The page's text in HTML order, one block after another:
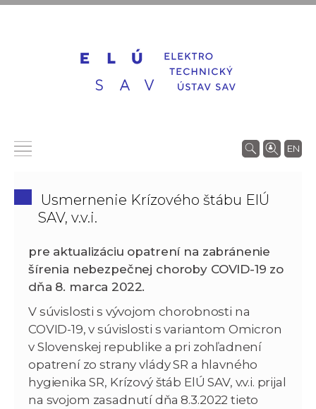
EN
Usmernenie Krízového štábu ElÚ
SAV, v.v.i.
pre aktualizáciu opatrení na zabránenie
šírenia nebezpečnej choroby COVID-19 zo
dňa 8. marca 2022.
V súvislosti s vývojom chorobnosti na
COVID-19, v súvislosti s variantom Omicron
v Slovenskej republike a pri zohľadnení
opatrení zo strany vlády SR a hlavného
hygienika SR, Krízový štáb ElÚ SAV, v.v.i. prijal
na svojom zasadnutí dňa 8.3.2022 tieto